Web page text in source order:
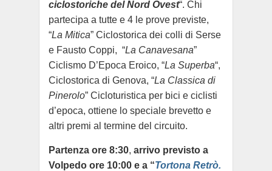
ciclostoriche del Nord Ovest“. Chi
partecipa a tutte e 4 le prove previste,
“La Mitica” Ciclostorica dei colli di Serse
e Fausto Coppi, “La Canavesana”
Ciclismo D’Epoca Eroico, “La Superba“,
Ciclostorica di Genova, “La Classica di
Pinerolo” Cicloturistica per bici e ciclisti
d’epoca, ottiene lo speciale brevetto e
altri premi al termine del circuito.
Partenza ore 8:30, arrivo previsto a
Volpedo ore 10:00 e a “Tortona Retrò.